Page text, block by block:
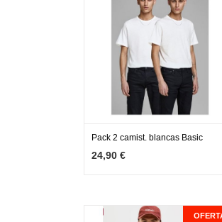
VER OPCIONES
Pack 2 camist. blancas Basic
24,90 €